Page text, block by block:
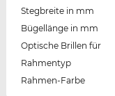
Stegbreite in mm
Bügellänge in mm
Optische Brillen für
Rahmentyp
Rahmen-Farbe